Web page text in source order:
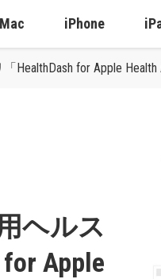
Mac iPhone
HealthDash for Apple
ヘルス
Apple